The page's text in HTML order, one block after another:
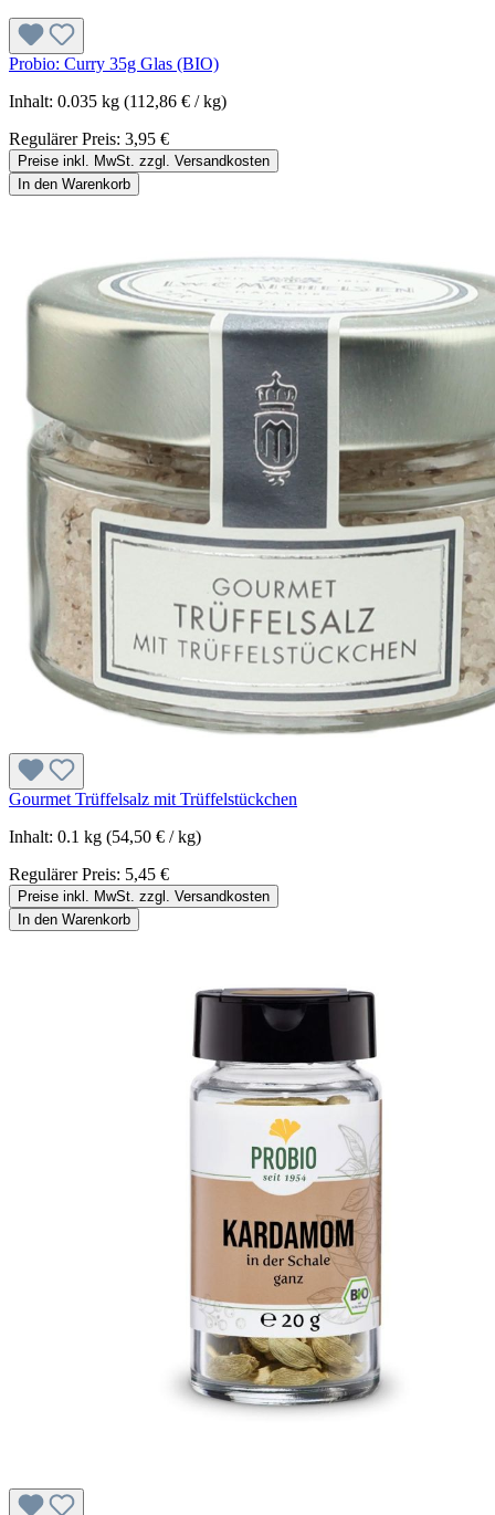
Probio: Curry 35g Glas (BIO)
Inhalt: 0.035 kg (112,86 € / kg)
Regulärer Preis: 3,95 €
Preise inkl. MwSt. zzgl. Versandkosten
In den Warenkorb
Gourmet Trüffelsalz mit Trüffelstückchen
Inhalt: 0.1 kg (54,50 € / kg)
Regulärer Preis: 5,45 €
Preise inkl. MwSt. zzgl. Versandkosten
In den Warenkorb